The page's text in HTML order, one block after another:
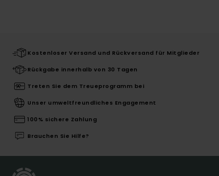
Kostenloser Versand und Rückversand für Mitglieder
Rückgabe innerhalb von 30 Tagen
Treten Sie dem Treueprogramm bei
Unser umweltfreundliches Engagement
100% sichere Zahlung
Brauchen Sie Hilfe?